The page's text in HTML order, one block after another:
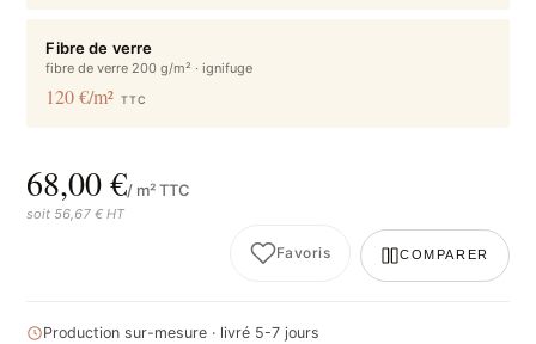
Fibre de verre
fibre de verre 200 g/m² · ignifuge
120 €/m² TTC
68,00 €/ m² TTC
soit 56,67 € HT
Favoris COMPARER
Production sur-mesure · livré 5-7 jours